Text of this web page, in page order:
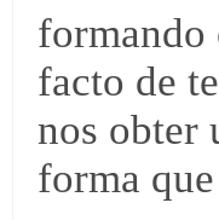
formando
facto de
nos obter
forma